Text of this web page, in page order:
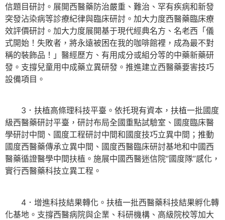
信題目研討。展開西醫藥防治嚴重、難治、罕有疾病和新發
突發沾染病等診療紀律與臨床研討。加大力度西醫藥臨床療
效評價研討。加大力度展開基于現代經典名方、名老西「儀
式開始！失敗者，將永遠被困在我的咖啡館裡，成為最不對
稱的裝飾品！」醫經歷方、有用成分或組分等的中藥新藥研
發。支撐兒童用中成藥立異研發。推進建立西醫藥要害技巧
設備項目。
3．扶植高條理科技平臺。依托現有資本，扶植一批國度
級西醫藥研討平臺，研討布局全國重點試驗室、國度臨床醫
學研討中間、國度工程研討中間和國度技巧立異中間；推動
國度西醫藥傳承立異中間、國度西醫臨床研討基地和中國西
醫藥循證醫學中間扶植。施展中國西醫迷信院“國度隊”感化，
實行西醫藥科技立異工程。
4．增進科技結果轉化。扶植一批西醫藥科技結果孵化轉
化基地。支撐西醫病院與企業、科研機構、高級院校等加大